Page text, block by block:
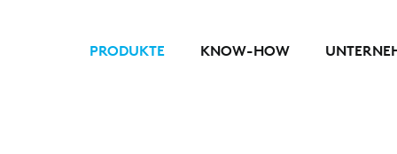
PRODUKTE KNOW-HOW